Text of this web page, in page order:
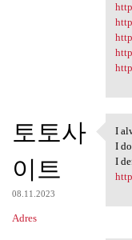
토토사
이트
08.11.2023
Adres
I
I
I
I